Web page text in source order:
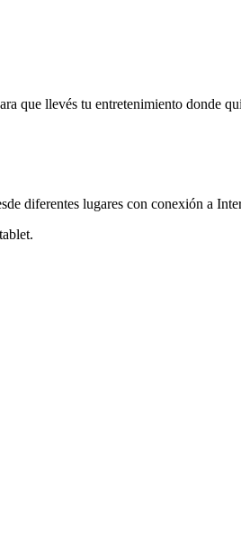
que llevés tu entretenimiento donde
diferentes lugares con conexión a